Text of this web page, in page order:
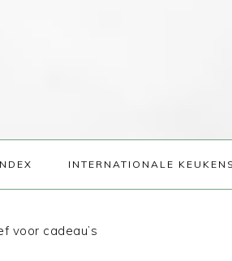
INTERNATIONALE KEUKENS
voor cadeau’s